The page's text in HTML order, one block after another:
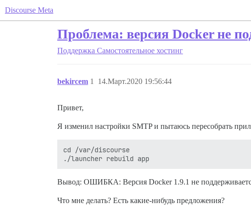
Discourse Meta
Проблема: версия Docker не
Поддержка Самостоятельное хостинг
bekircem 14.Март.2020 19:56:44
1
Привет,
Я изменил настройки SMTP и пытаюсь пересобрать
cd /var/discourse
Вывод: ОШИБКА: Версия Docker 1.9.1 не
Что мне делать? Есть какие-нибудь предложения?